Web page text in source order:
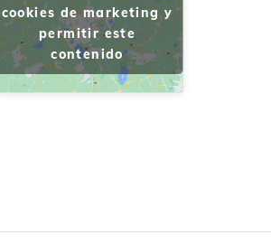
cookies de marketing y
permitir este
contenido